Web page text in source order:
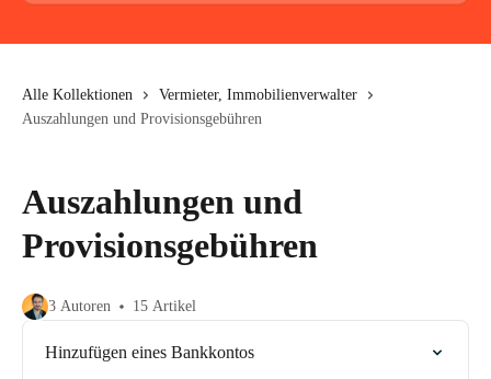
Alle Kollektionen
Vermieter, Immobilienverwalter
Auszahlungen und Provisionsgebühren
Auszahlungen und
Provisionsgebühren
3 Autoren 15 Artikel
Hinzufügen eines Bankkontos